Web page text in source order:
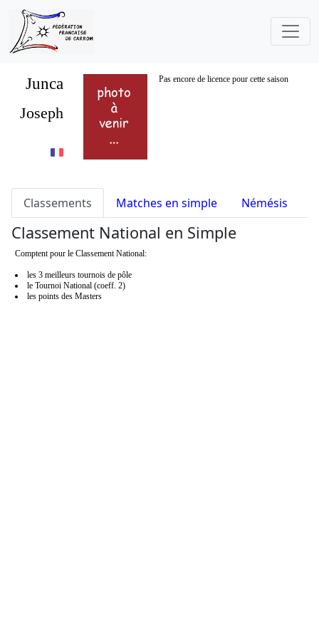
Junca Pas encore de licence pour cette saison
Joseph
Classements Matches en simple Némésis
Classement National en Simple
Comptent pour le Classement National:
les 3 meilleurs tournois de pôle
le Tournoi National (coeff. 2)
les points des Masters